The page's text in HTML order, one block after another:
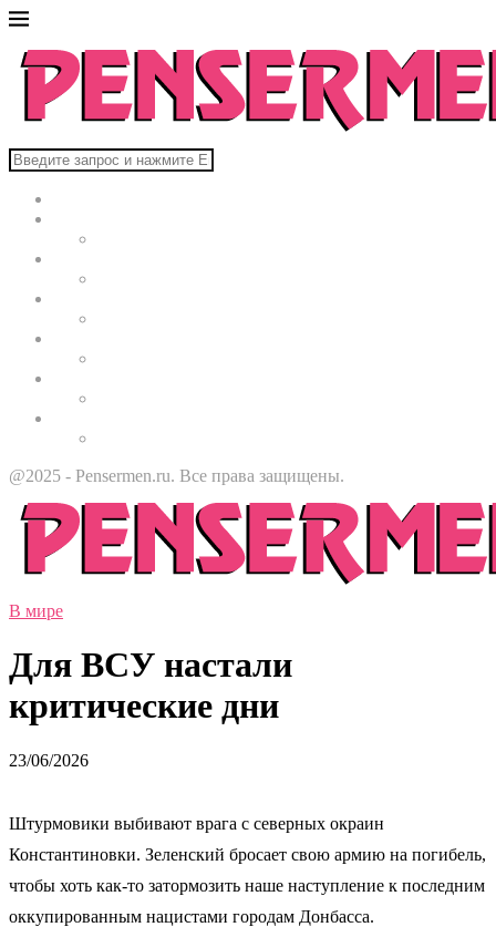
@2025 - Pensermen.ru. Все права защищены.
В мире
Для ВСУ настали
критические дни
23/06/2026
Штурмовики выбивают врага с северных окраин
Константиновки. Зеленский бросает свою армию на погибель,
чтобы хоть как-то затормозить наше наступление к последним
оккупированным нацистами городам Донбасса.